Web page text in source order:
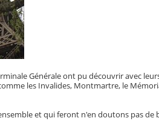
Générale ont pu découvrir avec
les Invalides, Montmartre, le
et qui feront n'en doutons pas